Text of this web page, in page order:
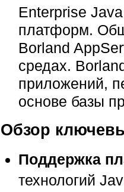
Enterprise
платформ.
Borland
средах.
приложений,
основе базы
Обзор
Поддержка
технологий